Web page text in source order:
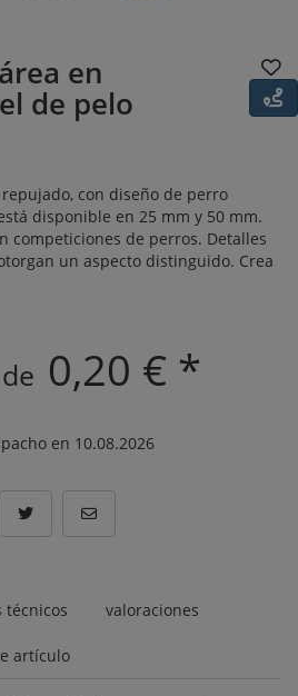
en
de pelo
con diseño de perro
disponible en 25 mm y 50 mm.
competiciones de perros. Detalles
un aspecto distinguido. Crea
0,20 € *
en 10.08.2026
técnicos valoraciones
artículo